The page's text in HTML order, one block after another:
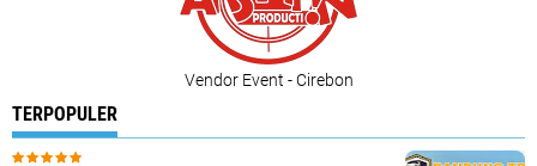
Vendor Event - Cirebon
TERPOPULER